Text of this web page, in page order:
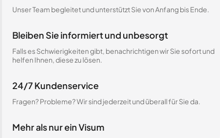
Unser Team begleitet und unterstützt Sie von Anfang bis Ende.
Bleiben Sie informiert und unbesorgt
Falls es Schwierigkeiten gibt, benachrichtigen wir Sie sofort und
helfen Ihnen, diese zu lösen.
24/7 Kundenservice
Fragen? Probleme? Wir sind jederzeit und überall für Sie da.
Mehr als nur ein Visum